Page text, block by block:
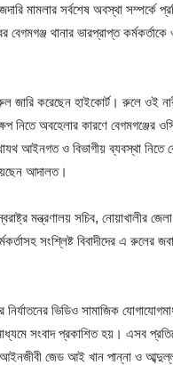
মামলার সর্বশেষ অবস্থা সম্পর্কে
থানার ভারপ্রাপ্ত
জারি করেছেন হাইকোর্ট। রুলে ওই
নিতে অবহেলার কারণে বেগমগঞ্জের
আইনগত ও বিভাগীয় ব্যবস্থা নিতে
আদালত।
মন্ত্রণালয় সচিব, নোয়াখালীর
সংশ্লিষ্ট বিবাদীদের এ রুলের
ভিডিও সামাজিক
সংবাদ প্রকাশিত হয়। এসব
জেড আই খান পান্না ও